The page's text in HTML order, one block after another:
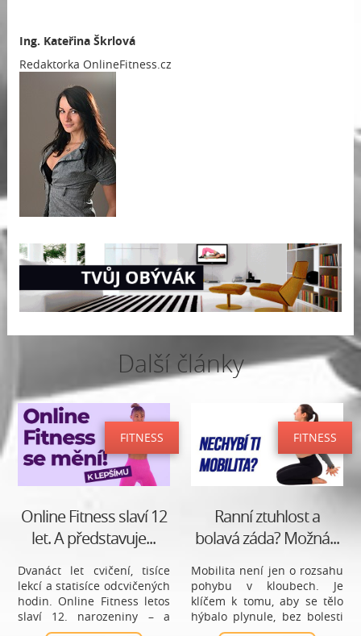
Ing. Kateřina Škrlová
Redaktorka OnlineFitness.cz
Další články
FITNESS
Online Fitness slaví 12
let. A představuje...
Dvanáct let cvičení, tisíce
lekcí a statisíce odcvičených
hodin. Online Fitness letos
slaví 12. narozeniny – a
místo ohlížení se zpět se
FITNESS
Ranní ztuhlost a
bolavá záda? Možná...
Mobilita není jen o rozsahu
pohybu v kloubech. Je
klíčem k tomu, aby se tělo
hýbalo plynule, bez bolesti
a s lehkostí. Pomáhá